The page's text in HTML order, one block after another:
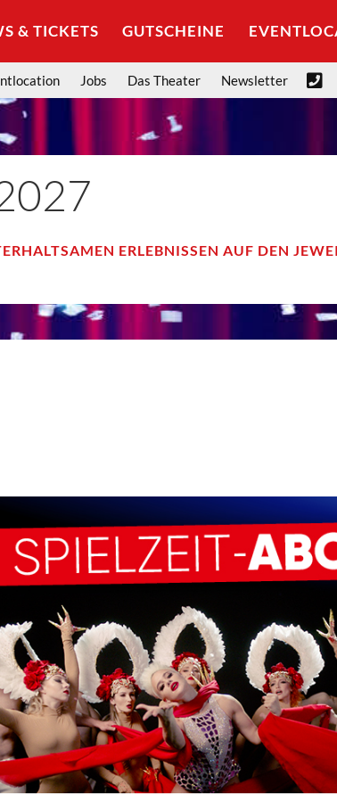
& TICKETS GUTSCHEINE
Jobs Das Theater Newsletter
ERLEBNISSEN AUF DEN
Upload einige Minuten in